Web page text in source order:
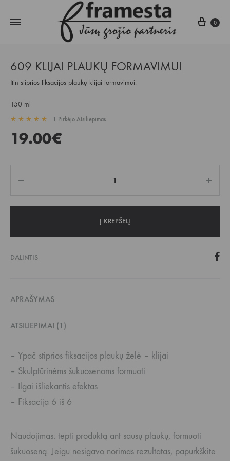
0
609 KLIJAI PLAUKŲ FORMAVIMUI
Itin stiprios fiksacijos plaukų klijai formavimui.
150 ml
1 Pirkėjo Atsiliepimas
19.00€
Į KREPŠELĮ
DALINTIS
APRAŠYMAS
ATSILIEPIMAI (1)
– Ypač stiprios fiksacijos plaukų želė – klijai
– Skulptūrinėms šukuosenoms formuoti
– Ilgai išliekantis efektas
– Fiksacija 6 iš 6
Naudojimas: tepti produktą ant sausų plaukų, formuoti
šukuoseną. Jeigu nesigavo norimas rezultatas, papurkškite